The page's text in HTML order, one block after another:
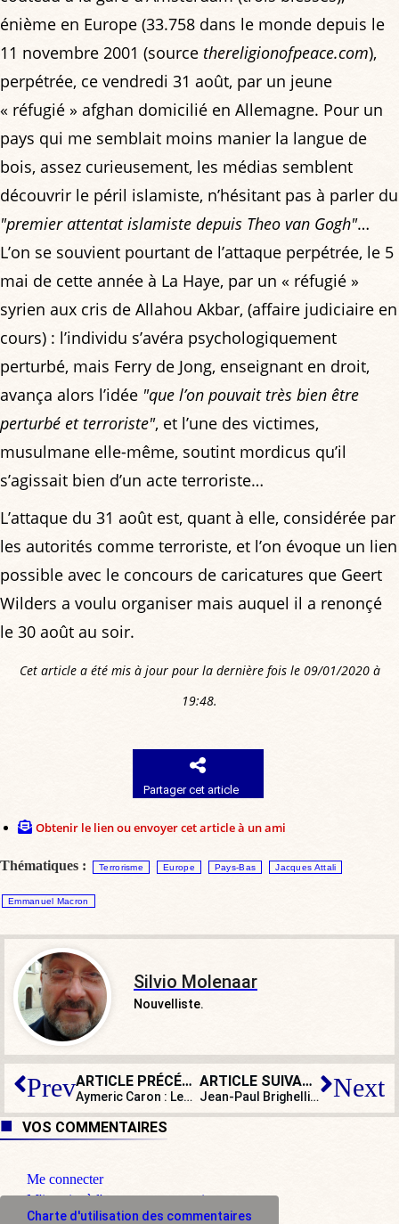
énième en Europe (33.758 dans le monde depuis le
11 novembre 2001 (source thereligionofpeace.com),
perpétrée, ce vendredi 31 août, par un jeune
« réfugié » afghan domicilié en Allemagne. Pour un
pays qui me semblait moins manier la langue de
bois, assez curieusement, les médias semblent
découvrir le péril islamiste, n’hésitant pas à parler du
"premier attentat islamiste depuis Theo van Gogh"…
L’on se souvient pourtant de l’attaque perpétrée, le 5
mai de cette année à La Haye, par un « réfugié »
syrien aux cris de Allahou Akbar, (affaire judiciaire en
cours) : l’individu s’avéra psychologiquement
perturbé, mais Ferry de Jong, enseignant en droit,
avança alors l’idée "que l’on pouvait très bien être
perturbé et terroriste", et l’une des victimes,
musulmane elle-même, soutint mordicus qu’il
s’agissait bien d’un acte terroriste…
L’attaque du 31 août est, quant à elle, considérée par
les autorités comme terroriste, et l’on évoque un lien
possible avec le concours de caricatures que Geert
Wilders a voulu organiser mais auquel il a renonçé
le 30 août au soir.
Cet article a été mis à jour pour la dernière fois le 09/01/2020 à
19:48.
Partager cet article
Obtenir le lien ou envoyer cet article à un ami
Thématiques : Terrorisme Europe Pays-Bas Jacques Attali
Emmanuel Macron
Silvio Molenaar
Nouvelliste.
Prev ARTICLE PRÉCÉDENT
Aymeric Caron : Les vegans sont violents ? La faute au gouvernement !
ARTICLE SUIVANT
Jean-Paul Brighelli : « Cette règle d’accord du participe passé n’a pas de sens ! » Next
VOS COMMENTAIRES
Me connecter
M'inscrire à l'espace commentaire
Charte d'utilisation des commentaires